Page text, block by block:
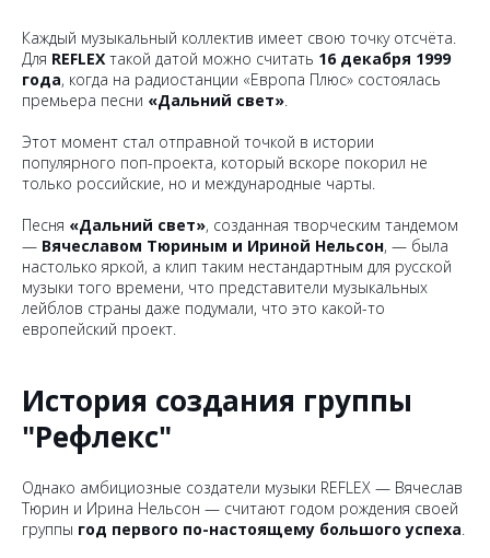
Каждый музыкальный коллектив имеет свою точку отсчёта.
Для REFLEX такой датой можно считать 16 декабря 1999
года, когда на радиостанции «Европа Плюс» состоялась
премьера песни «Дальний свет».
Этот момент стал отправной точкой в истории
популярного поп-проекта, который вскоре покорил не
только российские, но и международные чарты.
Песня «Дальний свет», созданная творческим тандемом
— Вячеславом Тюриным и Ириной Нельсон, — была
настолько яркой, а клип таким нестандартным для русской
музыки того времени, что представители музыкальных
лейблов страны даже подумали, что это какой-то
европейский проект.
История создания группы
"Рефлекс"
Однако амбициозные создатели музыки REFLEX — Вячеслав
Тюрин и Ирина Нельсон — считают годом рождения своей
группы год первого по-настоящему большого успеха.